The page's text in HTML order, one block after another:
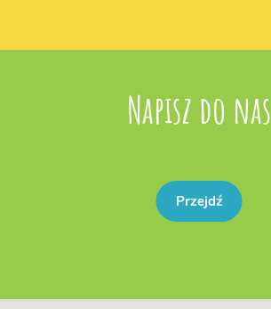
Napisz do nas
Przejdź